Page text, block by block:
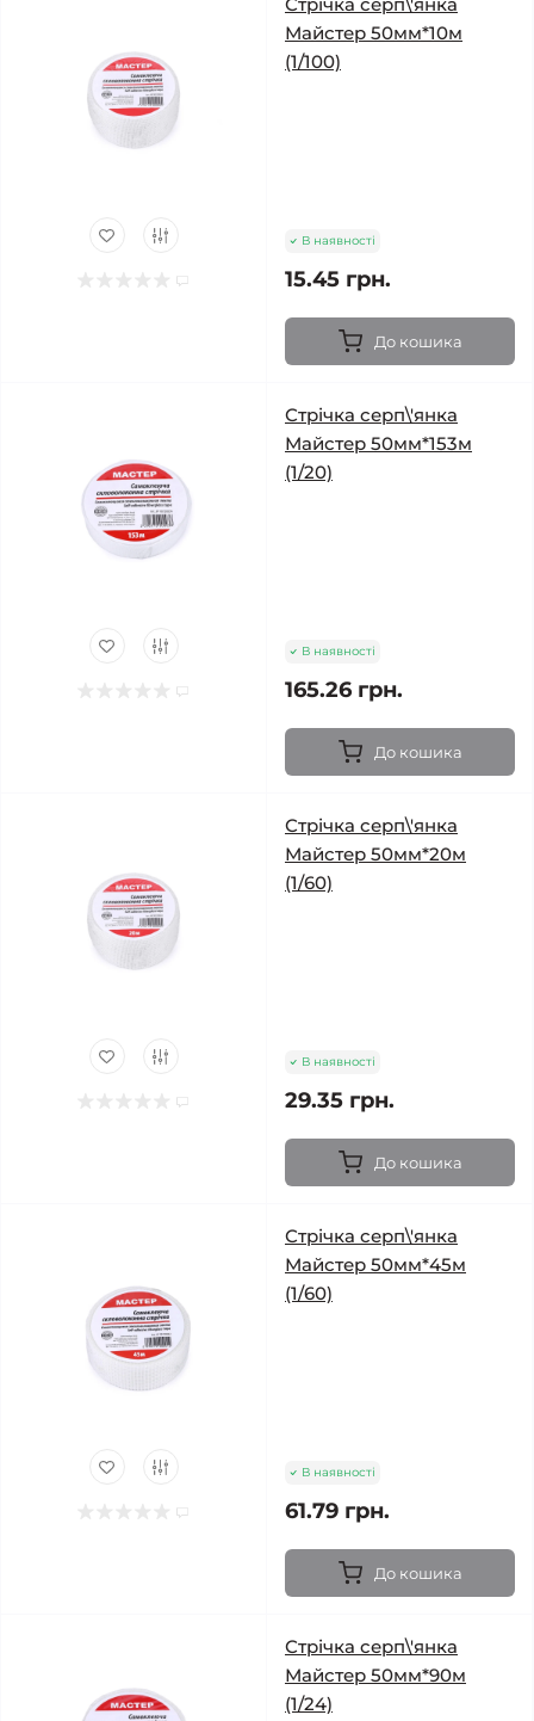
Майстер 50мм*10м
(1/100)
В наявності
15.45 грн.
До кошика
Стрічка серп\'янка
Майстер 50мм*153м
(1/20)
В наявності
165.26 грн.
До кошика
Стрічка серп\'янка
Майстер 50мм*20м
(1/60)
В наявності
29.35 грн.
До кошика
Стрічка серп\'янка
Майстер 50мм*45м
(1/60)
В наявності
61.79 грн.
До кошика
Стрічка серп\'янка
Майстер 50мм*90м
(1/24)